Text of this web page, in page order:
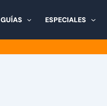
GUÍAS ESPECIALES